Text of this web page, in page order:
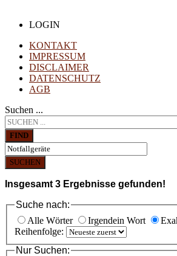
LOGIN
KONTAKT
IMPRESSUM
DISCLAIMER
DATENSCHUTZ
AGB
Suchen ...
FIND
SUCHEN
Insgesamt 3 Ergebnisse gefunden!
Suche nach:
Alle Wörter
Irgendein Wort
Reihenfolge:
Nur Suchen: